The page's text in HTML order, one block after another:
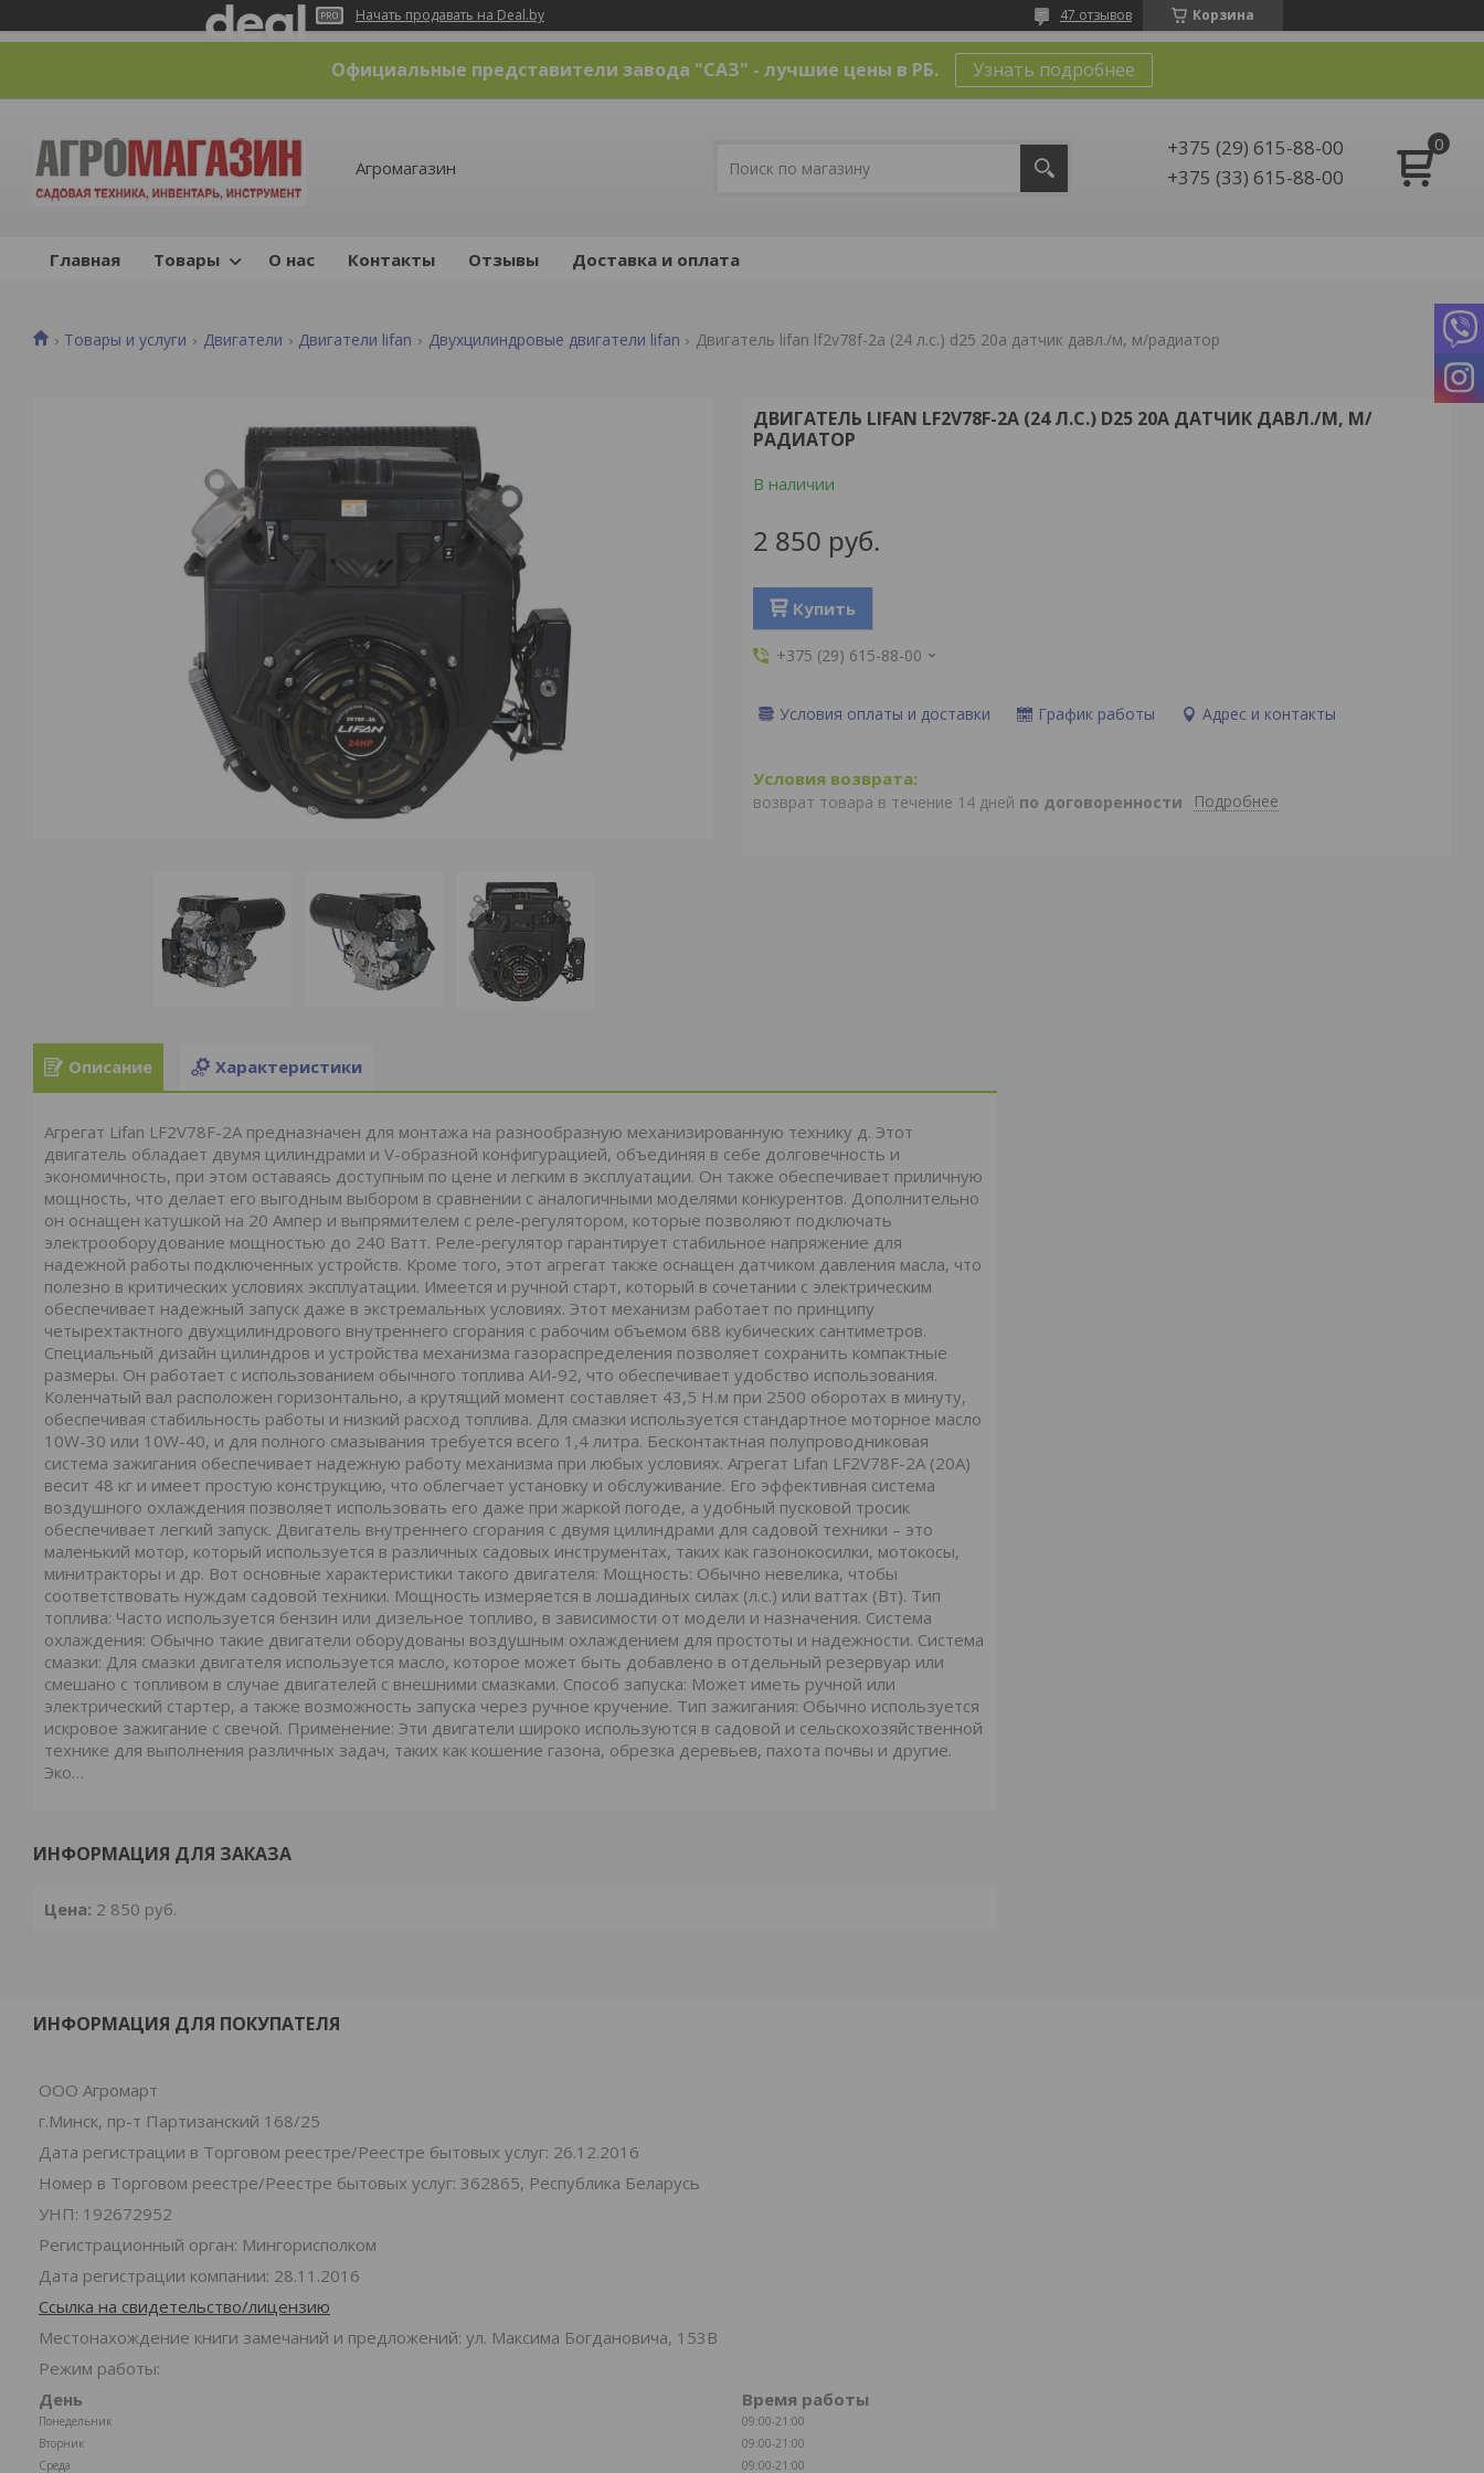
Начать продавать на Deal.by Корзина
47 отзывов
Официальные представители завода "САЗ" - лучшие цены в РБ. Узнать подробнее
Агромагазин
+375 (29) 615-88-00
+375 (33) 615-88-00
Главная Товары О нас Контакты Отзывы Доставка и оплата
Товары и услуги Двигатели Двигатели lifan Двухцилиндровые двигатели lifan Двигатель lifan lf2v78f-2a (24 л.с.) d25 20а датчик давл./м, м/радиатор
ДВИГАТЕЛЬ LIFAN LF2V78F-2A (24 Л.С.) D25 20А ДАТЧИК ДАВЛ./М, М/
РАДИАТОР
В наличии
2 850 руб.
Купить
+375 (29) 615-88-00
Условия оплаты и доставки График работы Адрес и контакты
возврат товара в течение 14 дней по договоренности Подробнее
Описание Характеристики
Агрегат Lifan LF2V78F-2А предназначен для монтажа на разнообразную механизированную технику д. Этот
двигатель обладает двумя цилиндрами и V-образной конфигурацией, объединяя в себе долговечность и
экономичность, при этом оставаясь доступным по цене и легким в эксплуатации. Он также обеспечивает приличную
мощность, что делает его выгодным выбором в сравнении с аналогичными моделями конкурентов. Дополнительно
он оснащен катушкой на 20 Ампер и выпрямителем с реле-регулятором, которые позволяют подключать
электрооборудование мощностью до 240 Ватт. Реле-регулятор гарантирует стабильное напряжение для
надежной работы подключенных устройств. Кроме того, этот агрегат также оснащен датчиком давления масла, что
полезно в критических условиях эксплуатации. Имеется и ручной старт, который в сочетании с электрическим
обеспечивает надежный запуск даже в экстремальных условиях. Этот механизм работает по принципу
четырехтактного двухцилиндрового внутреннего сгорания с рабочим объемом 688 кубических сантиметров.
Специальный дизайн цилиндров и устройства механизма газораспределения позволяет сохранить компактные
размеры. Он работает с использованием обычного топлива АИ-92, что обеспечивает удобство использования.
Коленчатый вал расположен горизонтально, а крутящий момент составляет 43,5 Н.м при 2500 оборотах в минуту,
обеспечивая стабильность работы и низкий расход топлива. Для смазки используется стандартное моторное масло
10W-30 или 10W-40, и для полного смазывания требуется всего 1,4 литра. Бесконтактная полупроводниковая
система зажигания обеспечивает надежную работу механизма при любых условиях. Агрегат Lifan LF2V78F-2А (20А)
весит 48 кг и имеет простую конструкцию, что облегчает установку и обслуживание. Его эффективная система
воздушного охлаждения позволяет использовать его даже при жаркой погоде, а удобный пусковой тросик
обеспечивает легкий запуск. Двигатель внутреннего сгорания с двумя цилиндрами для садовой техники – это
маленький мотор, который используется в различных садовых инструментах, таких как газонокосилки, мотокосы,
минитракторы и др. Вот основные характеристики такого двигателя: Мощность: Обычно невелика, чтобы
соответствовать нуждам садовой техники. Мощность измеряется в лошадиных силах (л.с.) или ваттах (Вт). Тип
топлива: Часто используется бензин или дизельное топливо, в зависимости от модели и назначения. Система
охлаждения: Обычно такие двигатели оборудованы воздушным охлаждением для простоты и надежности. Система
смазки: Для смазки двигателя используется масло, которое может быть добавлено в отдельный резервуар или
смешано с топливом в случае двигателей с внешними смазками. Способ запуска: Может иметь ручной или
электрический стартер, а также возможность запуска через ручное кручение. Тип зажигания: Обычно используется
искровое зажигание с свечой. Применение: Эти двигатели широко используются в садовой и сельскохозяйственной
технике для выполнения различных задач, таких как кошение газона, обрезка деревьев, пахота почвы и другие.
Эко…
ИНФОРМАЦИЯ ДЛЯ ЗАКАЗА
Цена: 2 850 руб.
ИНФОРМАЦИЯ ДЛЯ ПОКУПАТЕЛЯ
ООО Агромарт
г.Минск, пр-т Партизанский 168/25
Дата регистрации в Торговом реестре/Реестре бытовых услуг: 26.12.2016
Номер в Торговом реестре/Реестре бытовых услуг: 362865, Республика Беларусь
УНП: 192672952
Регистрационный орган: Мингорисполком
Дата регистрации компании: 28.11.2016
Ссылка на свидетельство/лицензию
Местонахождение книги замечаний и предложений: ул. Максима Богдановича, 153В
Режим работы:
День
Время работы
Понедельник
09:00-21:00
Вторник
09:00-21:00
Среда
09:00-21:00